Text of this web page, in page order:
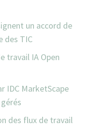
un accord de
des TIC
travail IA Open
IDC MarketScape
des flux de travail